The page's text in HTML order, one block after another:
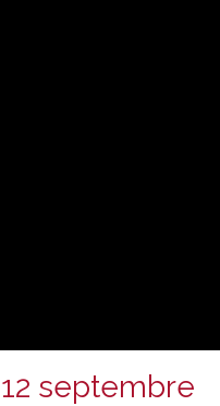
septembre